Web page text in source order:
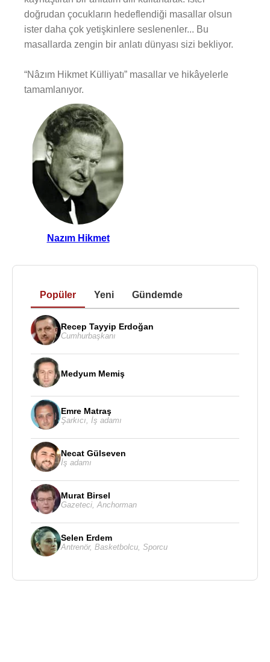
doğrudan çocukların hedeflendiği masallar olsun
ister daha çok yetişkinlere seslenenler... Bu
masallarda zengin bir anlatı dünyası sizi bekliyor.
“Nâzım Hikmet Külliyatı” masallar ve hikâyelerle
tamamlanıyor.
Nazım Hikmet
Popüler Yeni Gündemde
Recep Tayyip Erdoğan
Cumhurbaşkanı
Medyum Memiş
Emre Matraş
Şarkıcı, İş adamı
Necat Gülseven
İş adamı
Murat Birsel
Gazeteci,Anchorman
Selen Erdem
Antrenör, Basketbolcu, Sporcu